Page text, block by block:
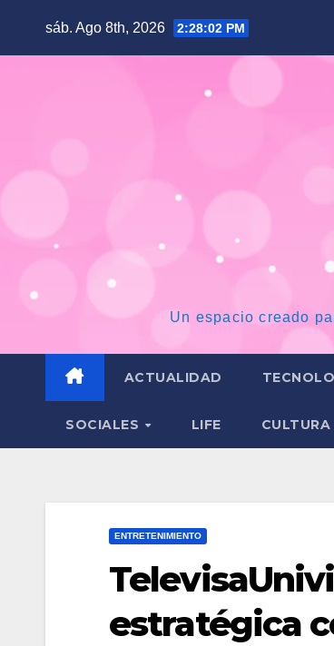
sáb. Ago 8th, 2026 2:28:03 PM
Un espacio creado
ACTUALIDAD
SOCIALES LIFE CULTURA
ENTRETENIMIENTO
estratégica